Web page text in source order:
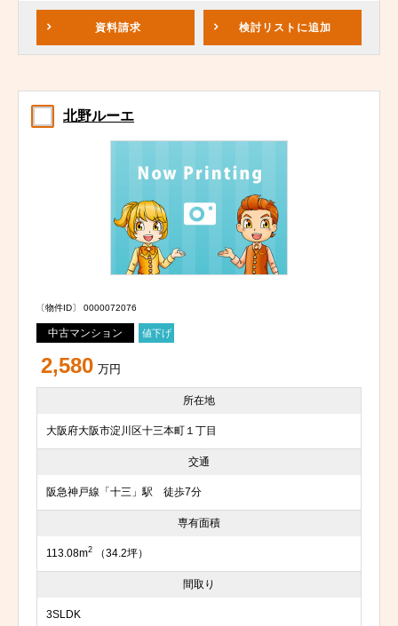
資料請求 検討リスト に追加
北野ルーエ
〔物件ID〕 0000072076
中古マンション 値下げ
2,580 万円
所在地
大阪府大阪市淀川区十三本町１丁目
交通
阪急神戸線「十三」駅 徒歩7分
専有面積
113.08m2 （34.2坪）
間取り
3SLDK